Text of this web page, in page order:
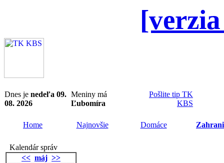
Dnes je nedeľa 09.
08. 2026
Meniny má
Ľubomíra
Pošlite tip TK
KBS
Home Najnovšie Domáce
Kalendár správ
<< máj >>